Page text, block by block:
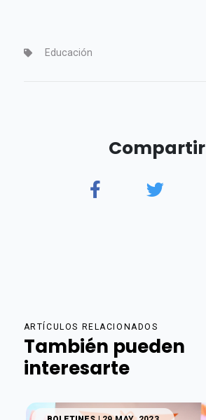
Educación
Compartir
ARTÍCULOS RELACIONADOS
También pueden
interesarte